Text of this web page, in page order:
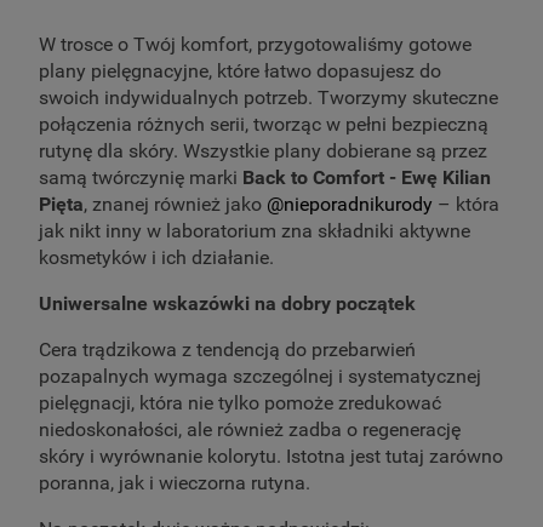
W trosce o Twój komfort, przygotowaliśmy gotowe
plany pielęgnacyjne, które łatwo dopasujesz do
swoich indywidualnych potrzeb. Tworzymy skuteczne
połączenia różnych serii, tworząc w pełni bezpieczną
rutynę dla skóry. Wszystkie plany dobierane są przez
samą twórczynię marki Back to Comfort - Ewę Kilian
Pięta, znanej również jako @nieporadnikurody – która
jak nikt inny w laboratorium zna składniki aktywne
kosmetyków i ich działanie.
Uniwersalne wskazówki na dobry początek
Cera trądzikowa z tendencją do przebarwień
pozapalnych wymaga szczególnej i systematycznej
pielęgnacji, która nie tylko pomoże zredukować
niedoskonałości, ale również zadba o regenerację
skóry i wyrównanie kolorytu. Istotna jest tutaj zarówno
poranna, jak i wieczorna rutyna.